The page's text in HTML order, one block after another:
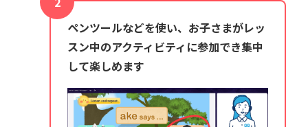
ペンツールなどを使い、お子さまがレッ
スン中のアクティビティに参加でき集中
して楽しめます